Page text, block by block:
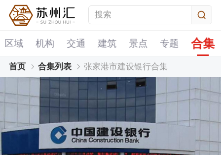
区域 机构 交通 建筑 景点 专题 合集
首页 合集列表 张家港市建设银行合集